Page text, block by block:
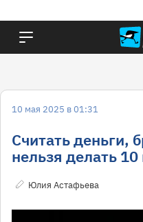
10 мая 2025 в 01:31
Считать деньги,
нельзя делать 10
Юлия Астафьева